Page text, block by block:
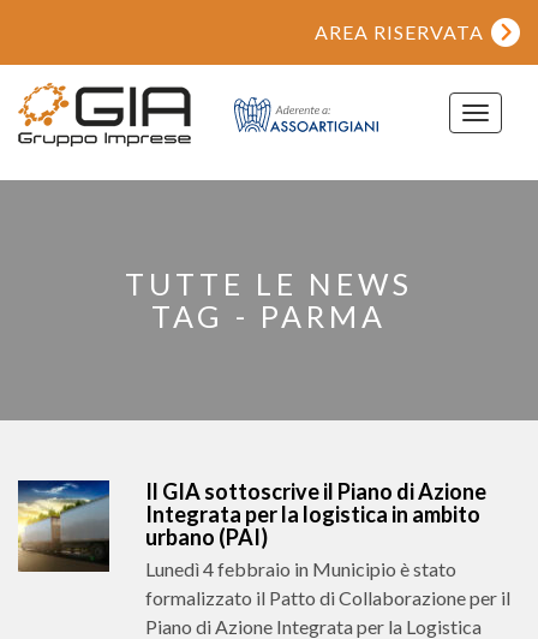
AREA RISERVATA
Toggle
TUTTE LE NEWS
TAG - PARMA
Il GIA sottoscrive il Piano di Azione
Integrata per la logistica in ambito
urbano (PAI)
Lunedì 4 febbraio in Municipio è stato
formalizzato il Patto di Collaborazione per il
Piano di Azione Integrata per la Logistica